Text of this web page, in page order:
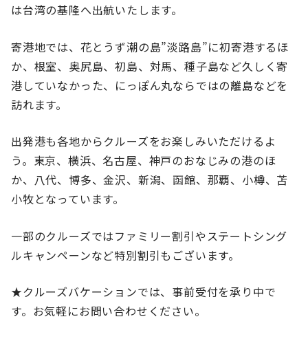
は台湾の基隆へ出航いたします。
寄港地では、花とうず潮の島”淡路島”に初寄港するほ
か、根室、奥尻島、初島、対馬、種子島など久しく寄
港していなかった、にっぽん丸ならではの離島などを
訪れます。
出発港も各地からクルーズをお楽しみいただけるよ
う。東京、横浜、名古屋、神戸のおなじみの港のほ
か、八代、博多、金沢、新潟、函館、那覇、小樽、苫
小牧となっています。
一部のクルーズではファミリー割引やステートシング
ルキャンペーンなど特別割引もございます。
★クルーズバケーションでは、事前受付を承り中で
す。お気軽にお問い合わせください。